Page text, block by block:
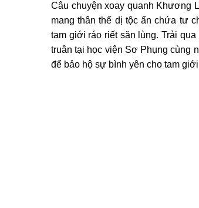
Câu chuyện xoay quanh Khương
mang thân thế dị tộc ẩn chứa tư
tam giới ráo riết săn lùng. Trải
truân tại học viện Sơ Phụng cùng
để bảo hộ sự bình yên cho tam